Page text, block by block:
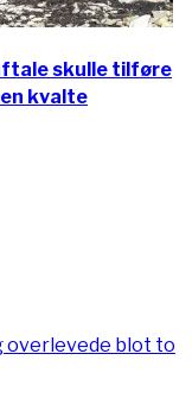
skulle tilføre
kvalte
overlevede blot to